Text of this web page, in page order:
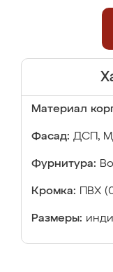
Материал
Фасад: ДСП,
Фурнитура:
Кромка: ПВХ
Размеры: